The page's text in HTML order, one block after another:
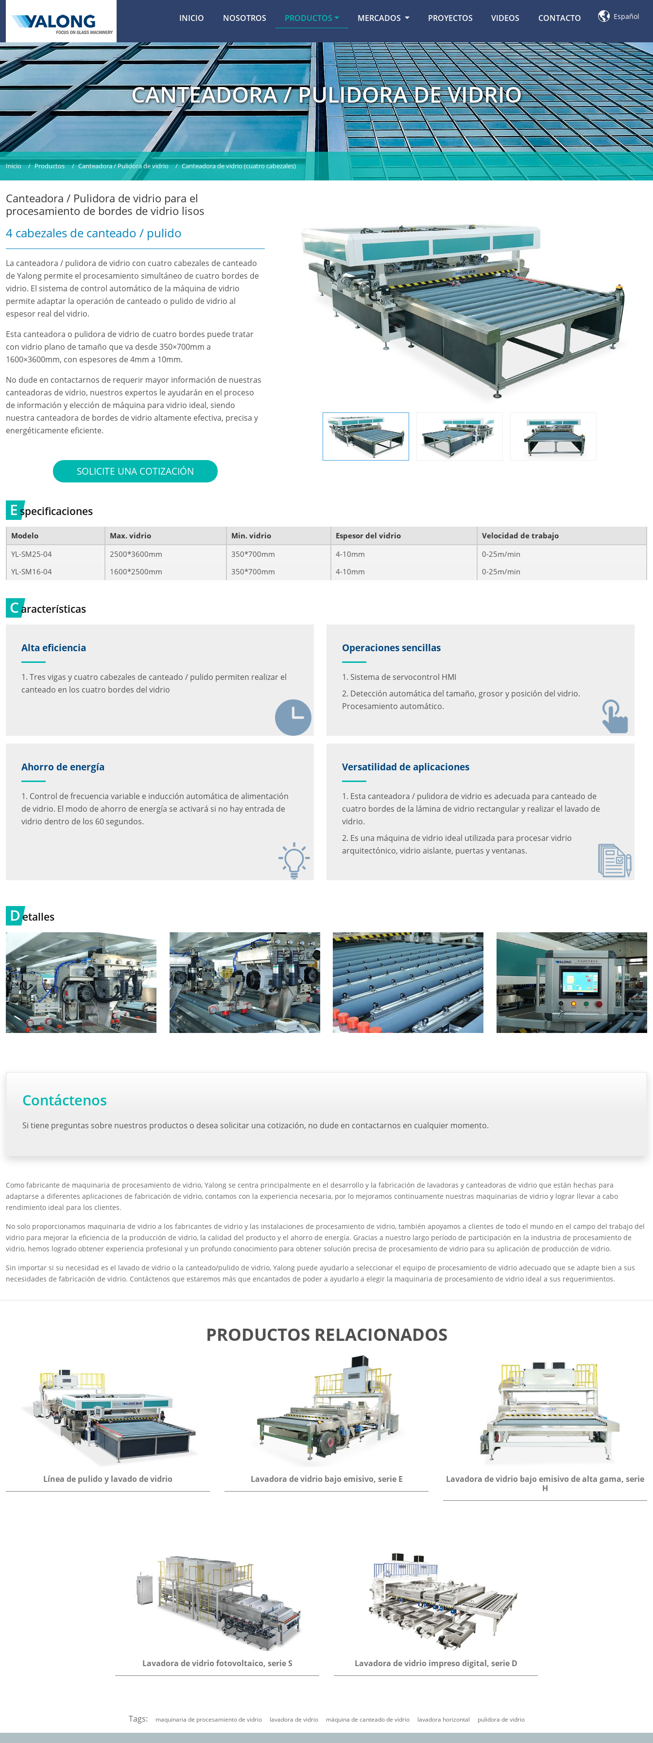
 Español
INICIO NOSOTROS PRODUCTOS MERCADOS PROYECTOS VIDEOS CONTACTO
CANTEADORA / PULIDORA DE VIDRIO
Inicio Productos Canteadora / Pulidora de vidrio Canteadora de vidrio (cuatro cabezales)
Canteadora / Pulidora de vidrio para el
procesamiento de bordes de vidrio lisos
4 cabezales de canteado / pulido
La canteadora / pulidora de vidrio con cuatro cabezales de canteado
de Yalong permite el procesamiento simultáneo de cuatro bordes de
vidrio. El sistema de control automático de la máquina de vidrio
permite adaptar la operación de canteado o pulido de vidrio al
espesor real del vidrio.
Esta canteadora o pulidora de vidrio de cuatro bordes puede tratar
con vidrio plano de tamaño que va desde 350×700mm a
1600×3600mm, con espesores de 4mm a 10mm.
No dude en contactarnos de requerir mayor información de nuestras
canteadoras de vidrio, nuestros expertos le ayudarán en el proceso
de información y elección de máquina para vidrio ideal, siendo
nuestra canteadora de bordes de vidrio altamente efectiva, precisa y
energéticamente eficiente.
SOLICITE UNA COTIZACIÓN
E specificaciones
Modelo Max. vidrio Min. vidrio Espesor del vidrio
Velocidad de trabajo
YL-SM25-04
2500*3600mm 350*700mm 4-10mm
0-25m/min
YL-SM16-04
1600*2500mm 350*700mm 4-10mm 0-25m/min
C aracterísticas
Alta eficiencia
1. Tres vigas y cuatro cabezales de canteado / pulido permiten realizar el
canteado en los cuatro bordes del vidrio
Operaciones sencillas
1. Sistema de servocontrol HMI
2. Detección automática del tamaño, grosor y posición del vidrio.
Procesamiento automático.
Ahorro de energía
1. Control de frecuencia variable e inducción automática de alimentación
de vidrio. El modo de ahorro de energía se activará si no hay entrada de
vidrio dentro de los 60 segundos.
Versatilidad de aplicaciones
1. Esta canteadora / pulidora de vidrio es adecuada para canteado de
cuatro bordes de la lámina de vidrio rectangular y realizar el lavado de
vidrio.
2. Es una máquina de vidrio ideal utilizada para procesar vidrio
arquitectónico, vidrio aislante, puertas y ventanas.
Detalles
Contáctenos
Si tiene preguntas sobre nuestros productos o desea solicitar una cotización, no dude en contactarnos en cualquier momento.
Como fabricante de maquinaria de procesamiento de vidrio, Yalong se centra principalmente en el desarrollo y la fabricación de lavadoras y canteadoras de vidrio que están hechas para
adaptarse a diferentes aplicaciones de fabricación de vidrio, contamos con la experiencia necesaria, por lo mejoramos continuamente nuestras maquinarias de vidrio y lograr llevar a cabo
rendimiento ideal para los clientes.
No solo proporcionamos maquinaria de vidrio a los fabricantes de vidrio y las instalaciones de procesamiento de vidrio, también apoyamos a clientes de todo el mundo en el campo del trabajo del
vidrio para mejorar la eficiencia de la producción de vidrio, la calidad del producto y el ahorro de energía. Gracias a nuestro largo período de participación en la industria de procesamiento de
vidrio, hemos logrado obtener experiencia profesional y un profundo conocimiento para obtener solución precisa de procesamiento de vidrio para su aplicación de producción de vidrio.
Sin importar si su necesidad es el lavado de vidrio o la canteado/pulido de vidrio, Yalong puede ayudarlo a seleccionar el equipo de procesamiento de vidrio adecuado que se adapte bien a sus
necesidades de fabricación de vidrio. Contáctenos que estaremos más que encantados de poder a ayudarlo a elegir la maquinaria de procesamiento de vidrio ideal a sus requerimientos.
PRODUCTOS RELACIONADOS
Línea de pulido y lavado de vidrio Lavadora de vidrio bajo emisivo, serie E
Lavadora de vidrio bajo emisivo de alta gama, serie
H
Lavadora de vidrio fotovoltaico, serie S Lavadora de vidrio impreso digital, serie D
Tags: maquinaria de procesamiento de vidrio lavadora de vidrio máquina de canteado de vidrio lavadora horizontal pulidora de vidrio